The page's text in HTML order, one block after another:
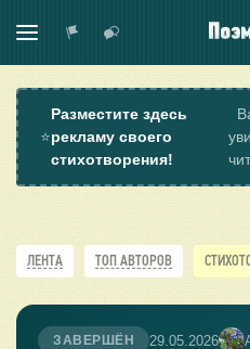
⭐
Разместите здесь
рекламу своего
стихотворения!
ЛЕНТА ТОП АВТОРОВ
ЗАВЕРШЁН 29.05.2026